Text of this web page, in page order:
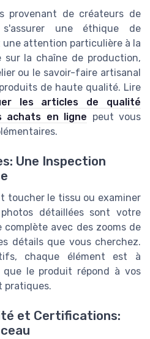
provenant de créateurs de
une éthique de
attention particulière à la
sur la chaîne de production,
ou le savoir-faire artisanal
de haute qualité. Lire
les articles de qualité
achats en ligne peut vous
Une Inspection
toucher le tissu ou examiner
détaillées sont votre
complète avec des zooms de
détails que vous cherchez.
chaque élément est à
que le produit répond à vos
pratiques.
et Certifications: